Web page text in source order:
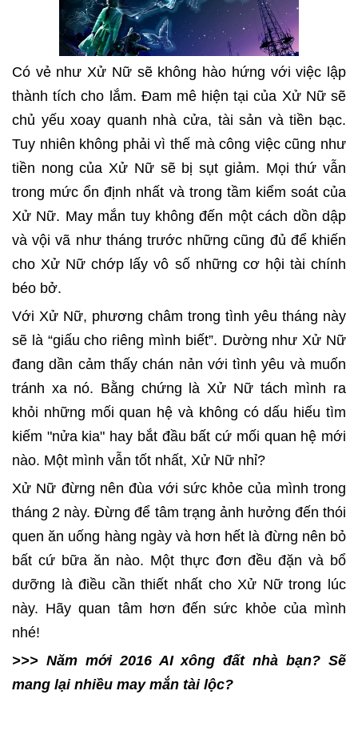
Có vẻ như Xử Nữ sẽ không hào hứng với việc lập
thành tích cho lắm. Đam mê hiện tại của Xử Nữ sẽ
chủ yếu xoay quanh nhà cửa, tài sản và tiền bạc.
Tuy nhiên không phải vì thế mà công việc cũng như
tiền nong của Xử Nữ sẽ bị sụt giảm. Mọi thứ vẫn
trong mức ổn định nhất và trong tầm kiểm soát của
Xử Nữ. May mắn tuy không đến một cách dồn dập
và vội vã như tháng trước những cũng đủ để khiến
cho Xử Nữ chớp lấy vô số những cơ hội tài chính
béo bở.
Với Xử Nữ, phương châm trong tình yêu tháng này
sẽ là “giấu cho riêng mình biết”. Dường như Xử Nữ
đang dần cảm thấy chán nản với tình yêu và muốn
tránh xa nó. Bằng chứng là Xử Nữ tách mình ra
khỏi những mối quan hệ và không có dấu hiếu tìm
kiếm "nửa kia" hay bắt đầu bất cứ mối quan hệ mới
nào. Một mình vẫn tốt nhất, Xử Nữ nhỉ?
Xử Nữ đừng nên đùa với sức khỏe của mình trong
tháng 2 này. Đừng để tâm trạng ảnh hưởng đến thói
quen ăn uống hàng ngày và hơn hết là đừng nên bỏ
bất cứ bữa ăn nào. Một thực đơn đều đặn và bổ
dưỡng là điều cần thiết nhất cho Xử Nữ trong lúc
này. Hãy quan tâm hơn đến sức khỏe của mình
nhé!
>>> Năm mới 2016 AI xông đất nhà bạn? Sẽ
mang lại nhiều may mắn tài lộc?